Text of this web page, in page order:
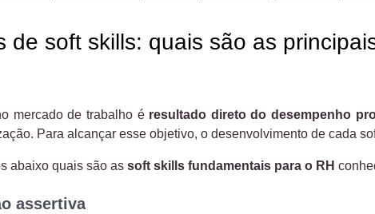
de soft skills: quais são as
mercado de trabalho é resultado direto do desempenho
Para alcançar esse objetivo, o desenvolvimento de cada
abaixo quais são as soft skills fundamentais para o RH
assertiva